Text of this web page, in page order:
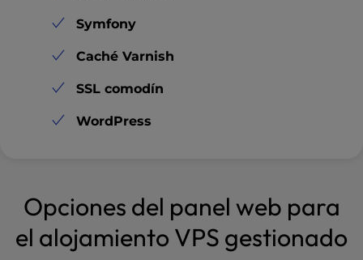
Symfony
Caché Varnish
SSL comodín
WordPress
Opciones del panel web para
el alojamiento VPS gestionado